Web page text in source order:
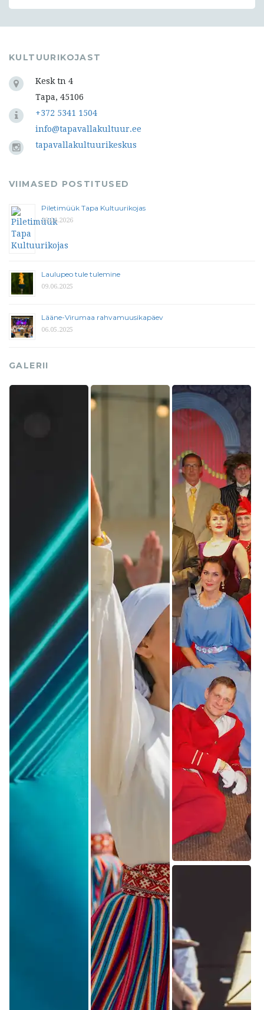
KULTUURIKOJAST
Kesk tn 4
Tapa, 45106
+372 5341 1504
info@tapavallakultuur.ee
tapavallakultuurikeskus
VIIMASED POSTITUSED
Piletimüük Tapa Kultuurikojas
29.04.2026
Laulupeo tule tulemine
09.06.2025
Lääne-Virumaa rahvamuusikapäev
06.05.2025
GALERII